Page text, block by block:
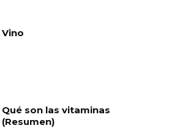
Vino
Qué son las vitaminas
(Resumen)